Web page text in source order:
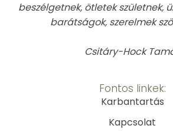
beszélgetnek, ötletek születnek,
barátságok, szerelmek
Csitáry-Hock
Fontos linkek:
Karbantartás
Kapcsolat